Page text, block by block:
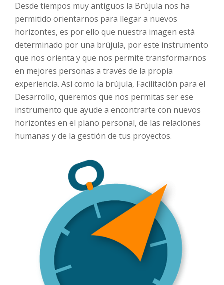
Desde tiempos muy antigüos la Brújula nos ha
permitido orientarnos para llegar a nuevos
horizontes, es por ello que nuestra imagen está
determinado por una brújula, por este instrumento
que nos orienta y que nos permite transformarnos
en mejores personas a través de la propia
experiencia. Así como la brújula, Facilitación para el
Desarrollo, queremos que nos permitas ser ese
instrumento que ayude a encontrarte con nuevos
horizontes en el plano personal, de las relaciones
humanas y de la gestión de tus proyectos.